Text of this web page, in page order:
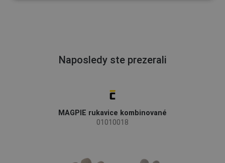
Naposledy ste prezerali
MAGPIE rukavice kombinované
01010018